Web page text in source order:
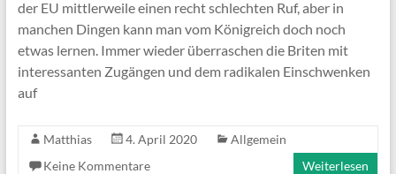
der EU mittlerweile einen recht schlechten Ruf, aber in
manchen Dingen kann man vom Königreich doch noch
etwas lernen. Immer wieder überraschen die Briten mit
interessanten Zugängen und dem radikalen Einschwenken
auf
Matthias 4. April 2020
Allgemein
Keine Kommentare
Weiterlesen